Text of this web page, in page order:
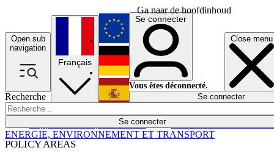
Ga naar de hoofdinhoud
Open sub
navigation
Close menu
Recherche
Se connecter
POLICY AREAS
Économie
Français
English
Deutsch
Español
Se connecter
Vous êtes déconnecté.
Se connecter
ENERGIE, ENVIRONNEMENT ET TRANSPORT